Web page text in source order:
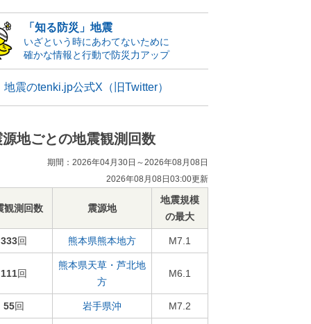
「知る防災」地震
いざという時にあわてないために
確かな情報と行動で防災力アップ
地震のtenki.jp公式X（旧Twitter）
源地ごとの地震観測回数
期間：2026年04月30日～2026年08月08日
2026年08月08日03:00更新
観測回数 震源地
地震規模
の最大
333回 熊本県熊本地方 M7.1
111回
熊本県天草・芦北地
方
M6.1
55回 岩手県沖 M7.2